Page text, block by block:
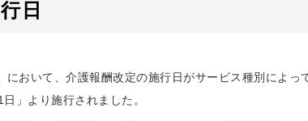
日
おいて、介護報酬改定の施行日がサービス種別によ
」より施行されました。